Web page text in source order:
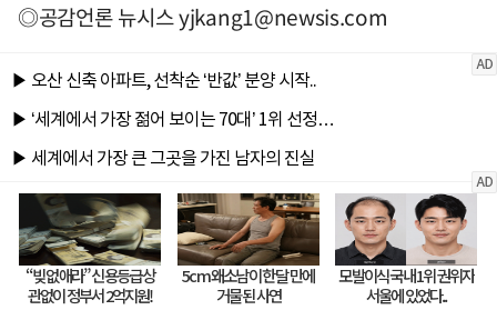
◎공감언론 뉴시스yjkang1@newsis.com